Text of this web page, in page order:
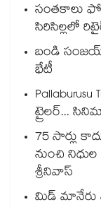
సంతకాలు
సిరిసిల్లలో
బండి
భేటీ
Pallaburusu
ట్రైలర్...
75 సార్లు
నుంచి
శ్రీనివాస్
మిడ్ మానేరు